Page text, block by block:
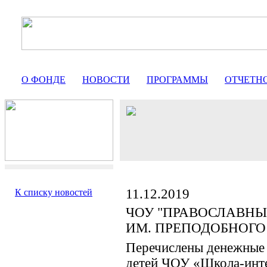
О ФОНДЕ НОВОСТИ ПРОГРАММЫ
К списку новостей
11.12.2019
ЧОУ
ИМ. ПРЕПОДОБНОГО
Перечислены денежные
детей ЧОУ «Школа-